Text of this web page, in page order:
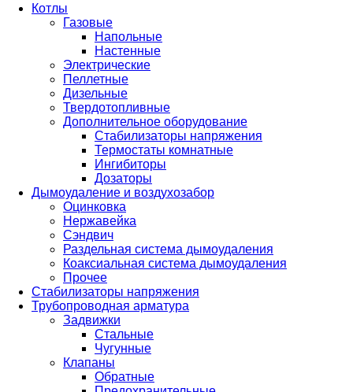
Котлы
Газовые
Напольные
Настенные
Электрические
Пеллетные
Дизельные
Твердотопливные
Дополнительное оборудование
Стабилизаторы напряжения
Термостаты комнатные
Ингибиторы
Дозаторы
Дымоудаление и воздухозабор
Оцинковка
Нержавейка
Сэндвич
Раздельная система дымоудаления
Коаксиальная система дымоудаления
Прочее
Стабилизаторы напряжения
Трубопроводная арматура
Задвижки
Стальные
Чугунные
Клапаны
Обратные